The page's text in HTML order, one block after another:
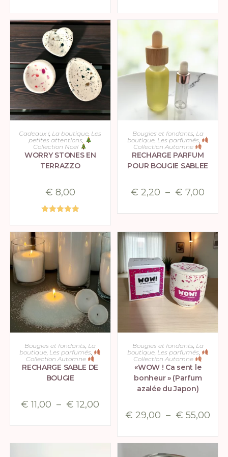
CHOIX DES OPTIONS
Cadeaux !, La boutique, Les
petites attentions,
Collection Noël
WORRY STONES EN
TERRAZZO
€ 8,00
sur 5
CHOIX DES OPTIONS
Bougies et fondants, La
boutique, Les parfumés,
Collection Automne
RECHARGE PARFUM
POUR BOUGIE SABLEE
€ 2,20 – € 7,00
CHOIX DES OPTIONS
Bougies et fondants, La
boutique Les parfumés
Collection Automne
RECHARGE SABLE DE
BOUGIE
€ 11,00 – € 12,00
CHOIX DES OPTIONS
Bougies et fondants, La
boutique, Les parfumés
Collection Automne
«WOW ! Ca sent le
bonheur » (Parfum
azalée du Japon)
€ 29,00 – € 55,00